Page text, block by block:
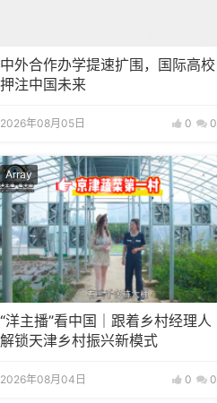
中外合作办学提速扩围，国际高校
押注中国未来
2026年08月05日 0 0
Array
“洋主播”看中国｜跟着乡村经理人
解锁天津乡村振兴新模式
2026年08月04日 0 0